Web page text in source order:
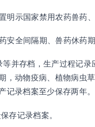
明示国家禁用农药兽药
安全间隔期、兽药休药
并存档，生产过程记
，动物疫病、植物病虫
记录档案至少保存两年。
存记录档案。